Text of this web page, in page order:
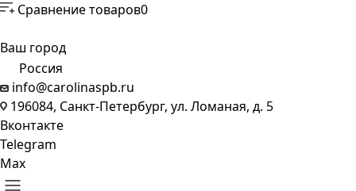
Сравнение товаров0
Ваш город
Россия
info@carolinaspb.ru
196084, Санкт-Петербург, ул. Ломаная, д. 5
Вконтакте
Telegram
Max